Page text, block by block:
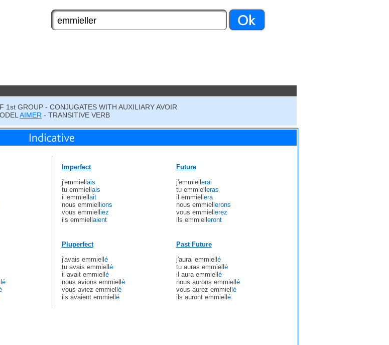
1st GROUP - CONJUGATES WITH AUXILIARY AVOIR
AIMER - TRANSITIVE VERB
é
Imperfect
j'emmiell ais
tu emmiell ais
il emmiell ait
nous emmiell ions
vous emmiell iez
ils emmiell aient
Future
j'emmiell erai
tu emmiell eras
il emmiell era
nous emmiell erons
vous emmiell erez
ils emmiell eront
Pluperfect
j'avais emmiell é
tu avais emmiell é
il avait emmiell é
nous avions emmiell é
vous aviez emmiell é
ils avaient emmiell é
Past Future
j'aurai emmiell é
tu auras emmiell é
il aura emmiell é
nous aurons emmiell é
vous aurez emmiell é
ils auront emmiell é